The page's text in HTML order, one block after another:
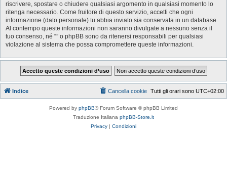
riscrivere, spostare o chiudere qualsiasi argomento in qualsiasi momento lo
ritenga necessario. Come fruitore di questo servizio, accetti che ogni
informazione (dato personale) tu abbia inviato sia conservata in un database.
Al contempo queste informazioni non saranno divulgate a nessuno senza il
tuo consenso, né “” o phpBB sono da ritenersi responsabili per qualsiasi
violazione al sistema che possa compromettere queste informazioni.
Indice Tutti gli orari sono UTC+02:00
Cancella cookie
Powered by phpBB® Forum Software © phpBB Limited
Traduzione Italiana phpBB-Store.it
Privacy | Condizioni